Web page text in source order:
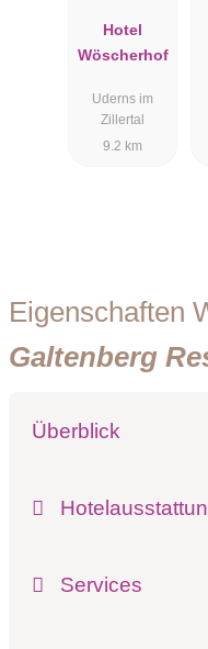
Hotel
Wöscherhof
Uderns im
Zillertal
9.2 km
Eigenschaften
Galtenberg
Überblick
Wellness & Familie
Services